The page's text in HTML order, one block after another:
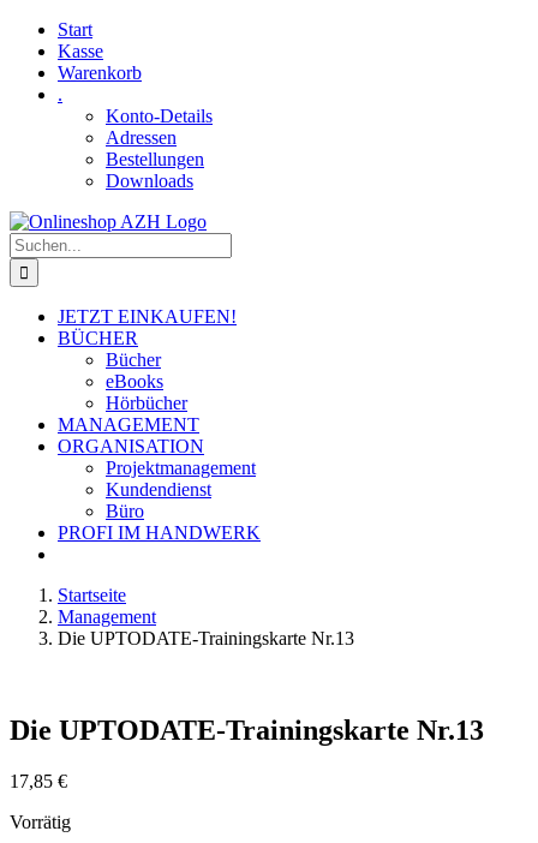
Skip
content
Facebook
YouTubeStart
Kasse
Warenkorb
.
Konto-Details
Adressen
Bestellungen
Downloads
Suche
nach:
JETZT EINKAUFEN!
BÜCHER
Bücher
eBooks
Hörbücher
MANAGEMENT
ORGANISATION
Projektmanagement
Kundendienst
Büro
PROFI IM HANDWERK
Startseite
Management
Die UPTODATE-Trainingskarte Nr.13
Die UPTODATE-Trainingskarte Nr.13
17,85 €
Vorrätig